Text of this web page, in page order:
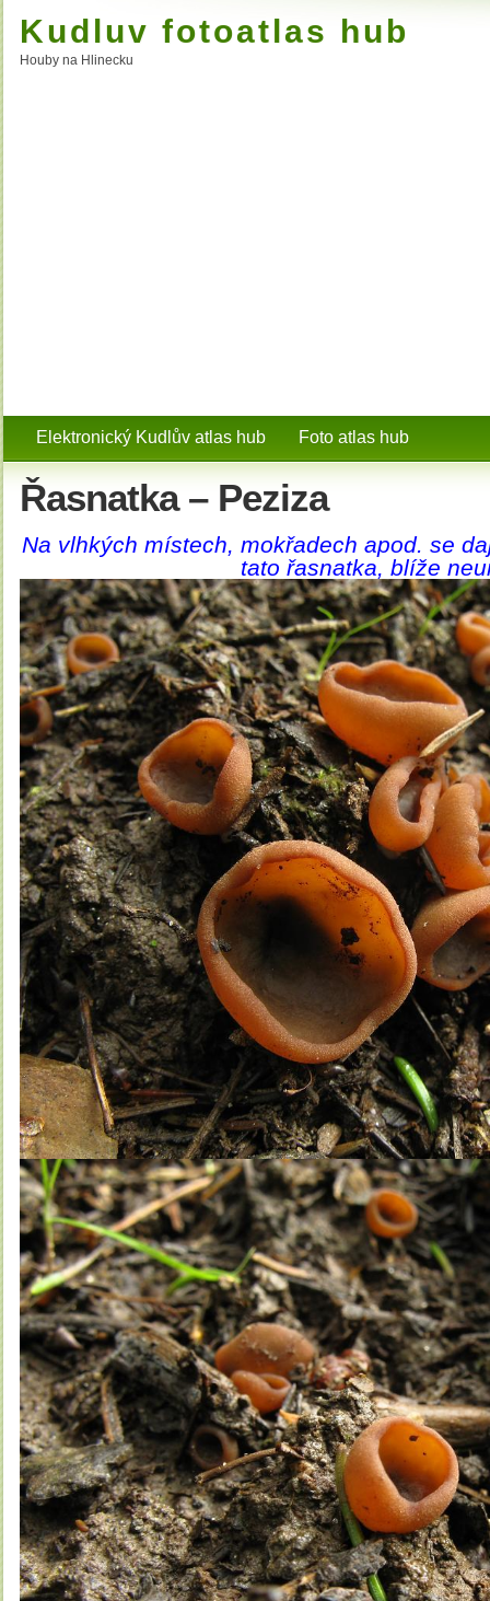
Kudluv fotoatlas hub
Houby na Hlinecku
Elektronický Kudlův atlas hub Foto atlas hub
Řasnatka – Peziza
Na vlhkých místech, mokřadech apod. se
tato řasnatka, blíže